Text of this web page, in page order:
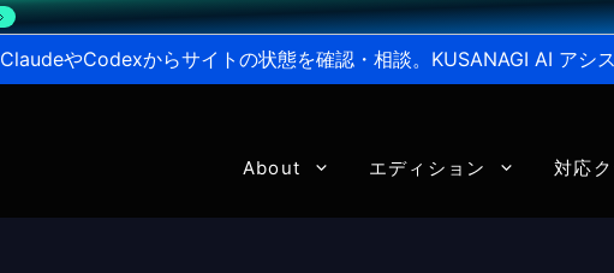
ClaudeやCodexからサイトの状態を確認・相談。KUSANAGI AI アシ
About エディション 対応